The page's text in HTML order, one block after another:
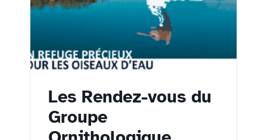
Les Rendez-vous du
Groupe